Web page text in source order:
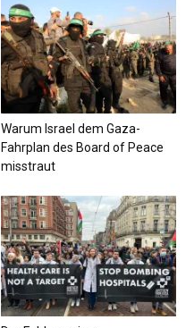
Warum Israel dem Gaza-
Fahrplan des Board of Peace
misstraut